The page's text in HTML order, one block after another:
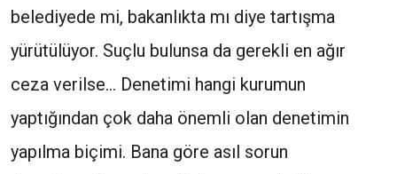
belediyede mi, bakanlıkta mı diye tartışma
yürütülüyor. Suçlu bulunsa da gerekli en ağır
ceza verilse… Denetimi hangi kurumun
yaptığından çok daha önemli olan denetimin
yapılma biçimi. Bana göre asıl sorun